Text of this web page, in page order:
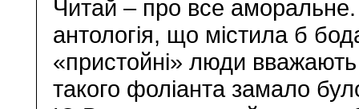
Читай – про все
антологія, що містила б
«пристойні» люди
такого фоліанта замало